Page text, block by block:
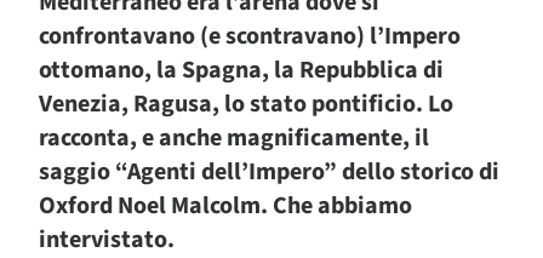
confrontavano (e scontravano) l’Impero
ottomano, la Spagna, la Repubblica di
Venezia, Ragusa, lo stato pontificio. Lo
racconta, e anche magnificamente, il
saggio “Agenti dell’Impero” dello storico di
Oxford Noel Malcolm. Che abbiamo
intervistato.